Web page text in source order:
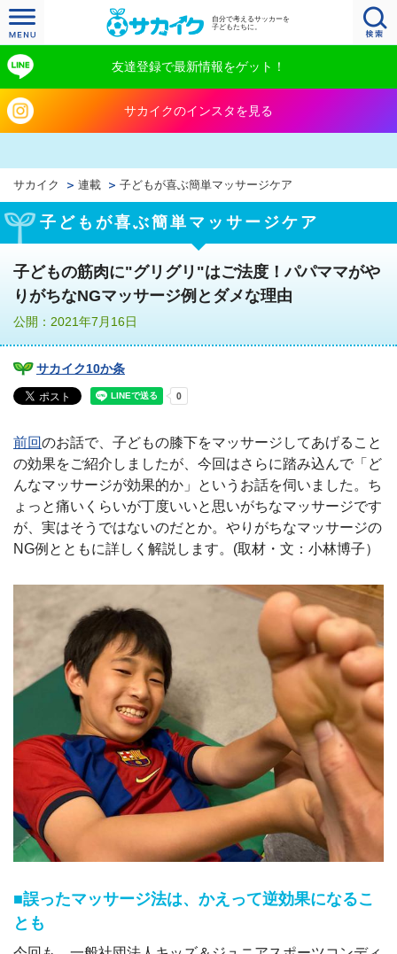
自分で考えるサッカーを
子どもたちに。
友達登録で最新情報をゲット！
サカイクのインスタを見る
サカイク 連載 子どもが喜ぶ簡単マッサージケア
子どもが喜ぶ簡単マッサージケア
子どもの筋肉に"グリグリ"はご法度！パパママがや
りがちなNGマッサージ例とダメな理由
公開：2021年7月16日
サカイク10か条
前回のお話で、子どもの膝下をマッサージしてあげること
の効果をご紹介しましたが、今回はさらに踏み込んで「ど
んなマッサージが効果的か」というお話を伺いました。ち
ょっと痛いくらいが丁度いいと思いがちなマッサージです
が、実はそうではないのだとか。やりがちなマッサージの
NG例とともに詳しく解説します。(取材・文：小林博子）
■誤ったマッサージ法は、かえって逆効果になるこ
とも